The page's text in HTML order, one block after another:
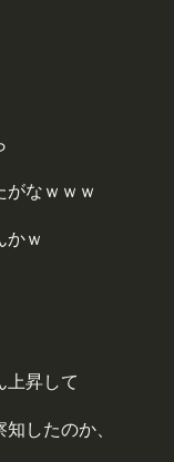
がなｗｗｗ
かｗ
上昇して
したのか、